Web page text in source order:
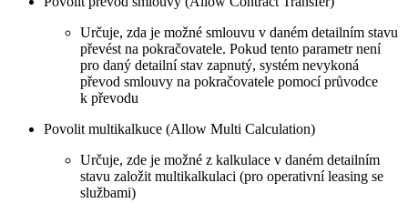
Určuje, zda je možné smlouvu v daném detailním stavu
převést na pokračovatele. Pokud tento parametr není
pro daný detailní stav zapnutý, systém nevykoná
převod smlouvy na pokračovatele pomocí průvodce
k převodu
Povolit multikalkuce (Allow Multi Calculation)
Určuje, zde je možné z kalkulace v daném detailním
stavu založit multikalkulaci (pro operativní leasing se
službami)